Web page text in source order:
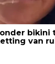
bikini
van